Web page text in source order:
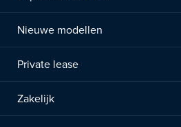
Nieuwe modellen
Private lease
Zakelijk